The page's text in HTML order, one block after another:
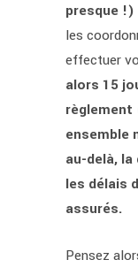
presque !)
les
effectuer
alors 15
ensemble
au-delà,
les délais
assurés.
Pensez